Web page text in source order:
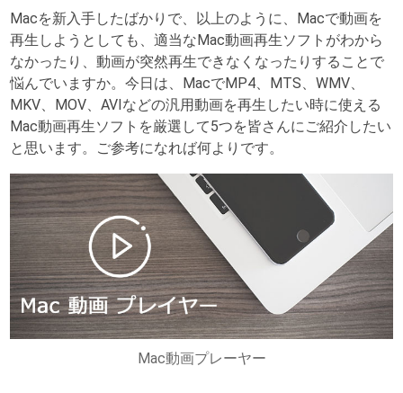
Macを新入手したばかりで、以上のように、Macで動画を
再生しようとしても、適当なMac動画再生ソフトがわから
なかったり、動画が突然再生できなくなったりすることで
悩んでいますか。今日は、MacでMP4、MTS、WMV、
MKV、MOV、AVIなどの汎用動画を再生したい時に使える
Mac動画再生ソフトを厳選して5つを皆さんにご紹介したい
と思います。ご参考になれば何よりです。
Mac動画プレーヤー